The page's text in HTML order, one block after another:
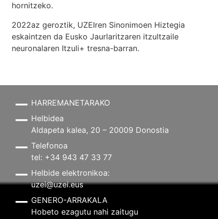
hornitzeko.
2022az geroztik, UZEIren Sinonimoen Hiztegia
eskaintzen da Eusko Jaurlaritzaren itzultzaile
neuronalaren Itzuli+ tresna-barran.
HARREMANETARAKO
Helbidea
Aldapeta kalea, 20 – 20009 Donostia
Telefonoa
tel: +34 943 47 33 77
Helbide elektronikoa:
uzei@uzei.eus
GENERO-ARRAKALA
Hobeto ezagutu nahi zaitugu